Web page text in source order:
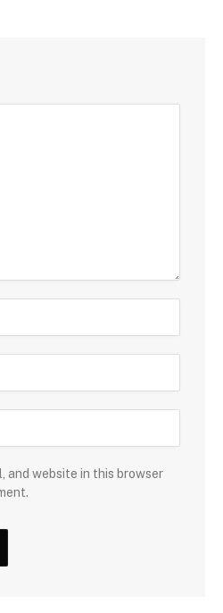
and website in this browser